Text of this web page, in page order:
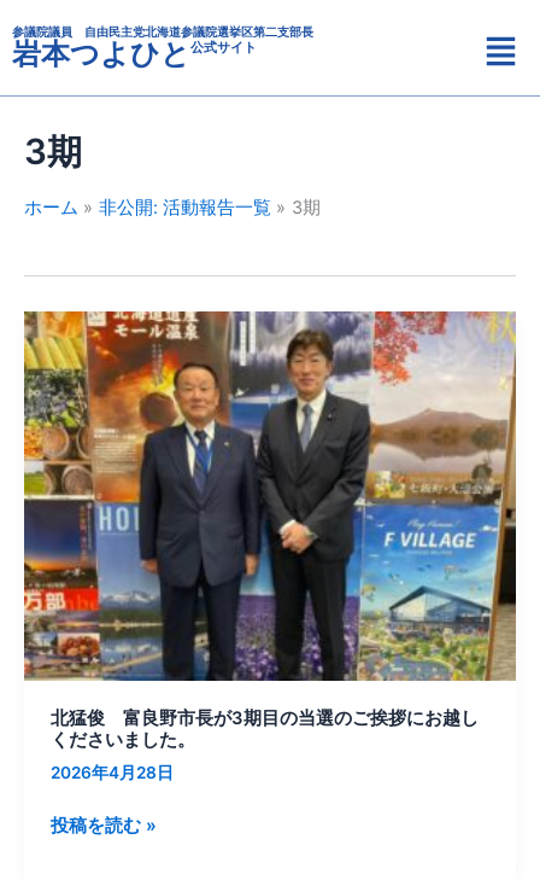
容
を
ス
参議院議員 自由民主党北海道参議院選挙区第二支部長
岩本つよひと 公式サイト
メ
ニ
ュ
3期
ホーム 非公開: 活動報告一覧 3期
北猛俊 富良野市長が3期目の当選のご挨拶にお越し
くださいました。
2026年4月28日
北
猛
俊
富
良
野
市
が
3
期
目
の
選
挨
投稿を読む »
テ
ゴ